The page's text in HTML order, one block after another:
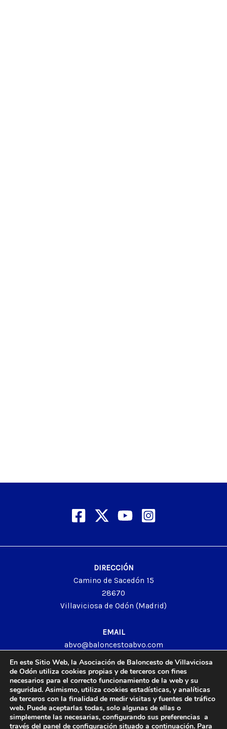
DIRECCIÓN
Camino de Sacedón 15
28670
Villaviciosa de Odón (Madrid)
EMAIL
abvo@baloncestoabvo.com
TELÉFONO
916 657 426
© 2024 Agrupación Baloncesto de Villaviciosa de Odón.
Aviso Legal
En este Sitio Web, la Asociación de Baloncesto de Villaviciosa
de Odón utiliza cookies propias y de terceros con fines
necesarios para el correcto funcionamiento de la web y su
seguridad. Asimismo, utiliza cookies estadísticas, y analíticas
de terceros con la finalidad de medir visitas y fuentes de tráfico
web. Puede aceptarlas todas, solo algunas de ellas o
simplemente las necesarias, configurando sus preferencias a
través del panel de configuración situado a continuación. Para